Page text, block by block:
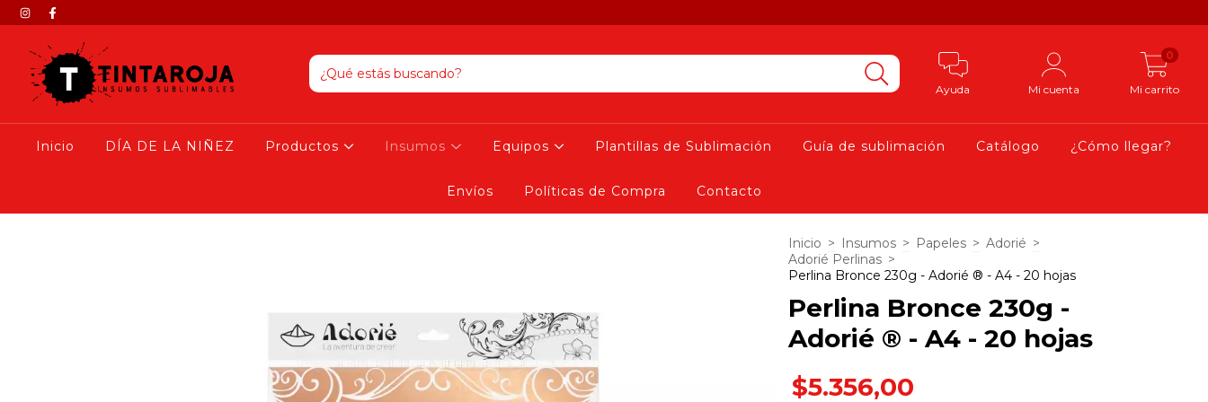
Ayuda Mi cuenta Mi carrito
0
Inicio DÍA DE LA NIÑEZ Productos Insumos Equipos Plantillas de Sublimación Guía de sublimación Catálogo ¿Cómo llegar?
Envíos Políticas de Compra Contacto
Inicio > Insumos > Papeles > Adorié >
Adorié Perlinas >
Perlina Bronce 230g - Adorié ® - A4 - 20 hojas
Perlina Bronce 230g -
Adorié ® - A4 - 20 hojas
$5.356,00